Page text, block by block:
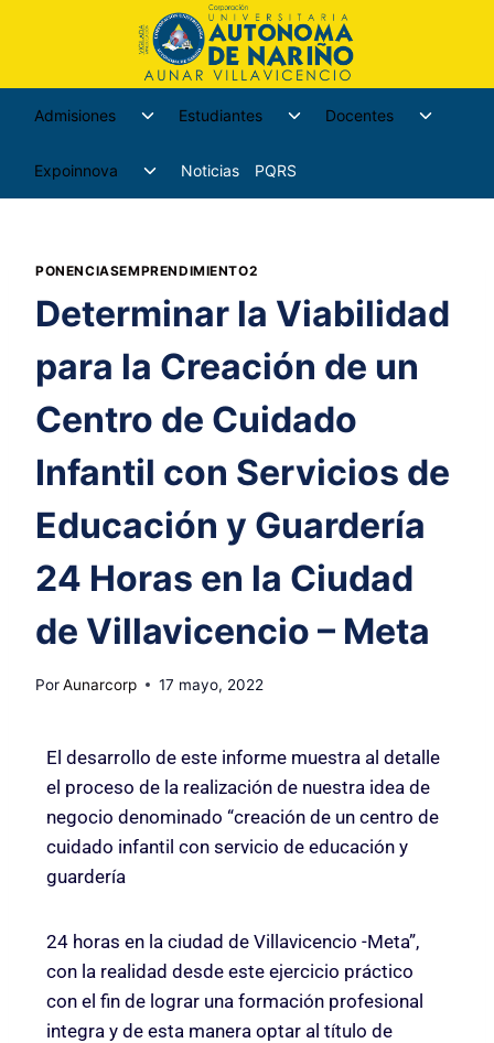
Admisiones Estudiantes Docentes
Expoinnova Noticias PQRS
PONENCIASEMPRENDIMIENTO2
Determinar la Viabilidad
para la Creación de un
Centro de Cuidado
Infantil con Servicios de
Educación y Guardería
24 Horas en la Ciudad
de Villavicencio – Meta
PorAunarcorp 17 mayo, 2022
El desarrollo de este informe muestra al detalle
el proceso de la realización de nuestra idea de
negocio denominado “creación de un centro de
cuidado infantil con servicio de educación y
guardería
24 horas en la ciudad de Villavicencio -Meta”,
con la realidad desde este ejercicio práctico
con el fin de lograr una formación profesional
integra y de esta manera optar al título de